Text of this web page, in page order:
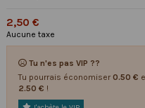
2,50 €
Aucune taxe
Tu n'es pas VIP ??
Tu pourrais économiser 0.50 €
2.50 € !